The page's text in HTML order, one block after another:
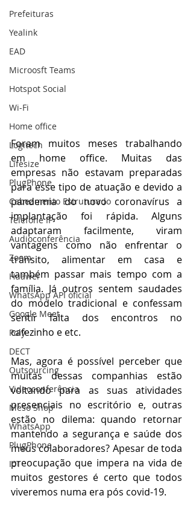
Prefeituras
Yealink
EAD
Microosft Teams
Hotspot Social
Wi-Fi
Home office
Logitech
Lifesize
PlugPhone
Cabeamento Estruturado
Telefone IP
Audioconferência
Zoom
Huawei
WhatsApp API oficial
Google Meet
Poly
DECT
Outsourcing
Videoconferência
Meso Shop
WhatsApp
PlugPhone
IoT
Foram muitos meses trabalhando
em home office. Muitas das
empresas não estavam preparadas
para esse tipo de atuação e devido a
pandemia do novo coronavírus a
implantação foi rápida. Alguns
adaptaram facilmente, viram
vantagens como não enfrentar o
trânsito, alimentar em casa e
também passar mais tempo com a
família. Já outros sentem saudades
do modelo tradicional e confessam
sentir falta dos encontros no
cafezinho e etc.
Mas, agora é possível perceber que
muitas dessas companhias estão
voltando para as suas atividades
presenciais no escritório e, outras
estão no dilema: quando retornar
mantendo a segurança e saúde dos
meus colaboradores? Apesar de toda
preocupação que impera na vida de
muitos gestores é certo que todos
viveremos numa era pós covid-19.